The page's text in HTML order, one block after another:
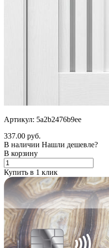
Артикул: 5a2b2476b9ee
337.00 руб.
В наличии Нашли дешевле?
В корзину
Купить в 1 клик